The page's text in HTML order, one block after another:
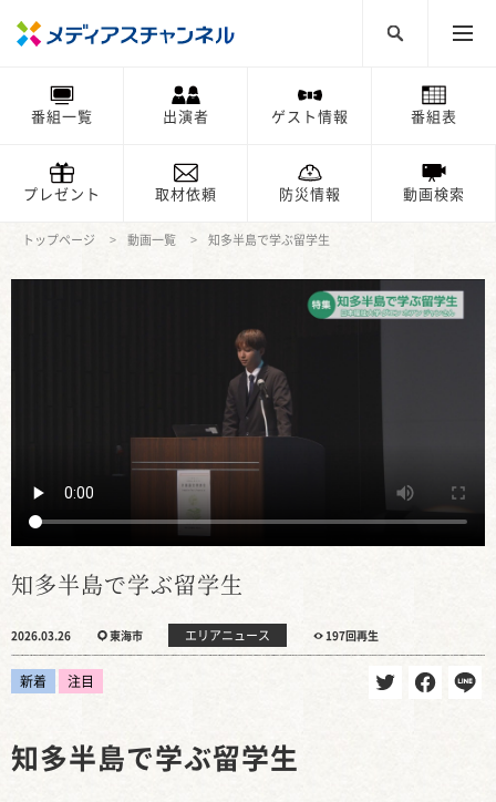
番組一覧 出演者 ゲスト情報 番組表
プレゼント 取材依頼 防災情報 動画検索
トップページ 動画一覧 知多半島で学ぶ留学生
知多半島で学ぶ留学生
2026.03.26 東海市 エリアニュース 197回再生
新着 注目
知多半島で学ぶ留学生